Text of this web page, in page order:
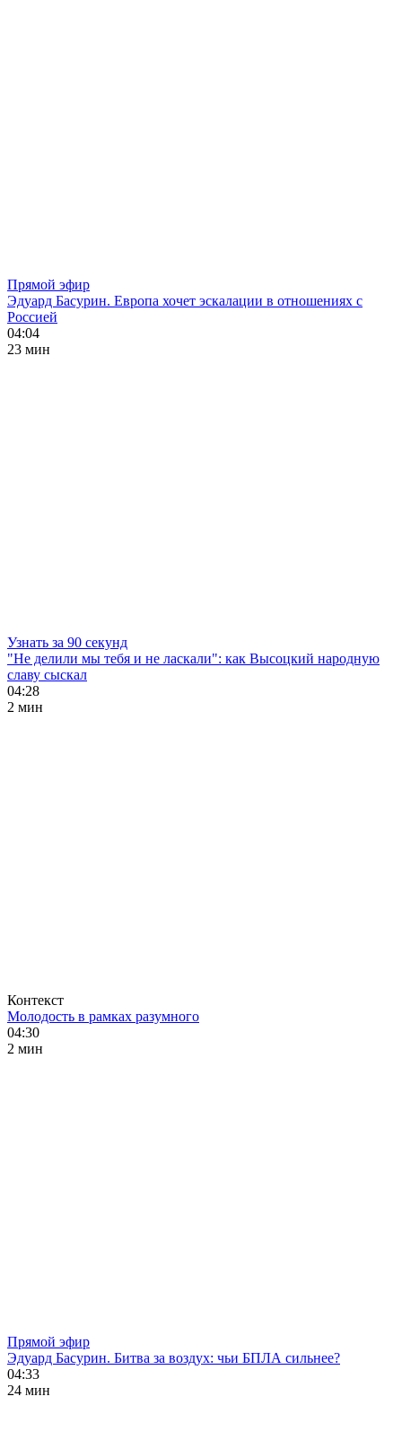
Прямой эфир
Эдуард Басурин. Европа хочет эскалации в отношениях с
Россией
04:04
23 мин
Узнать за 90 секунд
"Не делили мы тебя и не ласкали": как Высоцкий народную
славу сыскал
04:28
2 мин
Контекст
Молодость в рамках разумного
04:30
2 мин
Прямой эфир
Эдуард Басурин. Битва за воздух: чьи БПЛА сильнее?
04:33
24 мин